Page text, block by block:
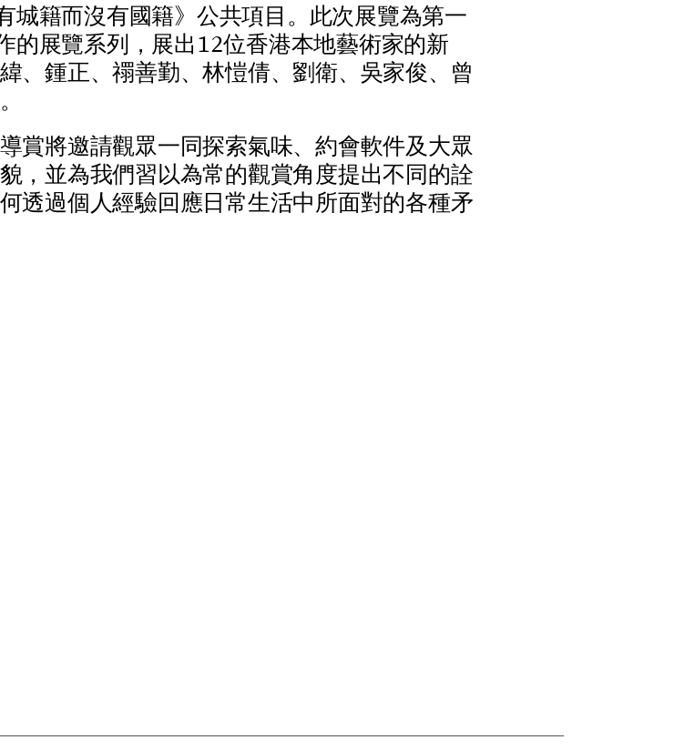
城籍而沒有國籍》 公共項目 。 此次展覽為第一
的展覽系列 ， 展出12位香港本地藝術家的新
緯、鍾正、禤善勤、林愷倩、劉衛、 吳家俊、 曾
。
導賞將邀請觀眾一同探索氣味、約會軟件及大眾
貌， 並為我們習以為常的觀賞角度提出不同的詮
何透過個人經驗回應日常生活中所面對的各種矛